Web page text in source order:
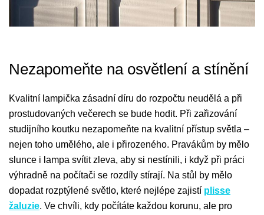
Nezapomeňte na osvětlení a stínění
Kvalitní lampička zásadní díru do rozpočtu neudělá a při
prostudovaných večerech se bude hodit. Při zařizování
studijního koutku nezapomeňte na kvalitní přístup světla –
nejen toho umělého, ale i přirozeného. Pravákům by mělo
slunce i lampa svítit zleva, aby si nestínili, i když při práci
výhradně na počítači se rozdíly stírají. Na stůl by mělo
dopadat rozptýlené světlo, které nejlépe zajistí plisse
žaluzie. Ve chvíli, kdy počítáte každou korunu, ale pro